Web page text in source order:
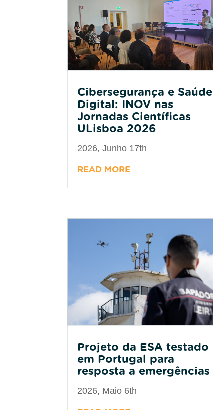
Cibersegurança e Saúde
Digital: INOV nas
Jornadas Científicas
ULisboa 2026
2026, Junho 17th
READ MORE
Projeto da ESA testado
em Portugal para
resposta a emergências
2026, Maio 6th